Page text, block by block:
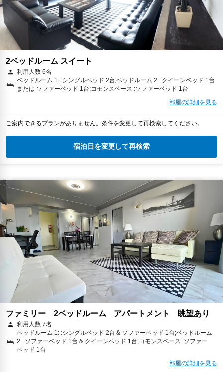
2ベッドルーム スイート
利用人数 6名
ベッドルーム 1: :シングルベッド 2台;ベッドルーム 2: :クイーンベッド 1台
または ソファーベッド 1台;コモンスペース :ソファーベッド 1台
部屋の詳細を見る
ご案内できるプランがありません。条件を変更して再検索してください。
宿泊日を変更して再検索
ファミリー 2ベッドルーム アパートメント 眺望あり
利用人数 7名
ベッドルーム 1: :シングルベッド 2台 & ソファーベッド 1台;ベッドルーム
2: :ソファーベッド 1台 & クイーンベッド 1台;コモンスペース :ソファー
ベッド 1台
部屋の詳細を見る